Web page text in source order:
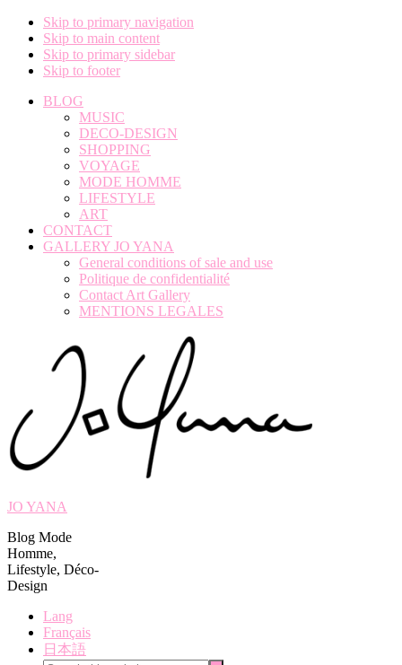
Skip to primary navigation
Skip to main content
Skip to primary sidebar
Skip to footer
BLOG
MUSIC
DECO-DESIGN
SHOPPING
VOYAGE
MODE HOMME
LIFESTYLE
ART
CONTACT
GALLERY JO YANA
General conditions of sale and use
Politique de confidentialité
Contact Art Gallery
MENTIONS LEGALES
JO YANA
Blog Mode
Homme,
Lifestyle, Déco-
Design
Lang
Français
日本語